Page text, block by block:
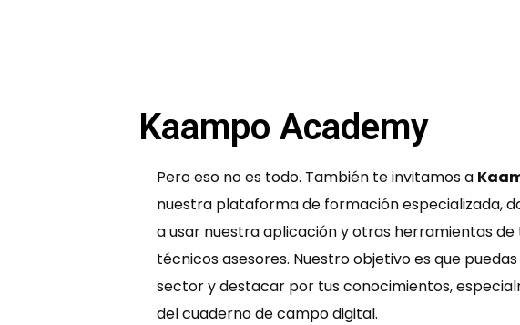
Kaampo Academy
Pero eso no es todo. También te invitamos a
nuestra plataforma de formación especializada,
a usar nuestra aplicación y otras herramientas
técnicos asesores. Nuestro objetivo es que
sector y destacar por tus conocimientos,
del cuaderno de campo digital.